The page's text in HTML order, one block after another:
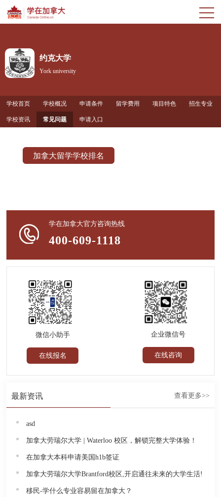
约克大学
York university
学校首页 学校概况 申请条件 留学费用 项目特色 招生专业
学校资讯 常见问题 申请入口
加拿大留学学校排名
学在加拿大官方咨询热线
400-609-1118
微信小助手
在线报名
企业微信号
在线咨询
最新资讯 查看更多>>
asd
加拿大劳瑞尔大学 | Waterloo 校区，解锁完整大学体验！
在加拿大本科申请美国h1b签证
加拿大劳瑞尔大学Brantford校区,开启通往未来的大学生活!
移民-学什么专业容易留在加拿大？